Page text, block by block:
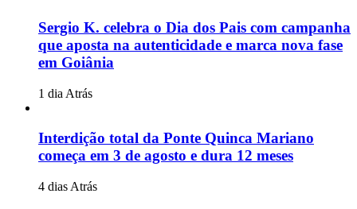
Sergio K. celebra o Dia dos Pais com campanha
que aposta na autenticidade e marca nova fase
em Goiânia
1 dia Atrás
Interdição total da Ponte Quinca Mariano
começa em 3 de agosto e dura 12 meses
4 dias Atrás